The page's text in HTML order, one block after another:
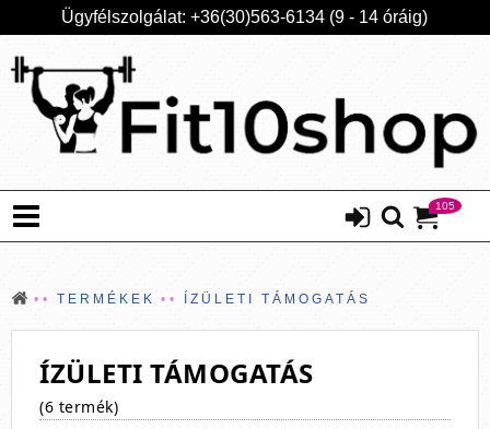
Ügyfélszolgálat: +36(30)563-6134 (9 - 14 óráig)
105
TERMÉKEK ÍZÜLETI TÁMOGATÁS
ÍZÜLETI TÁMOGATÁS
(6 termék)